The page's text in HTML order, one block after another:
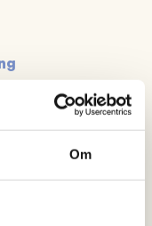
Om
Iseveien.